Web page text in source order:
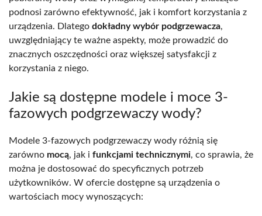
podnosi zarówno efektywność, jak i komfort korzystania z
urządzenia. Dlatego dokładny wybór podgrzewacza,
uwzględniający te ważne aspekty, może prowadzić do
znacznych oszczędności oraz większej satysfakcji z
korzystania z niego.
Jakie są dostępne modele i moce 3-
fazowych podgrzewaczy wody?
Modele 3-fazowych podgrzewaczy wody różnią się
zarówno mocą, jak i funkcjami technicznymi, co sprawia, że
można je dostosować do specyficznych potrzeb
użytkowników. W ofercie dostępne są urządzenia o
wartościach mocy wynoszących: